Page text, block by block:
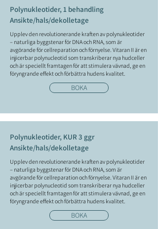
Polynukleotider, 1 behandling
Ansikte/hals/dekolletage
Upplev den revolutionerande kraften av polynukleotider
– naturliga byggstenar för DNA och RNA, som är
avgörande för cellreparation och förnyelse. Vitaran II är en
injicerbar polynucleotid som transkriberar nya hudceller
och är speciellt framtagen för att stimulera vävnad, ge en
föryngrande effekt och förbättra hudens kvalitet.
BOKA
Polynukleotider, KUR 3 ggr
Ansikte/hals/dekolletage
Upplev den revolutionerande kraften av polynukleotider
– naturliga byggstenar för DNA och RNA, som är
avgörande för cellreparation och förnyelse. Vitaran II är en
injicerbar polynucleotid som transkriberar nya hudceller
och är speciellt framtagen för att stimulera vävnad, ge en
föryngrande effekt och förbättra hudens kvalitet.
BOKA